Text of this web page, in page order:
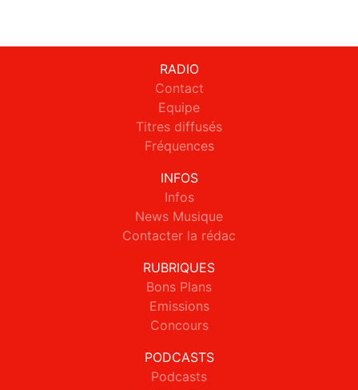
RADIO
Contact
Equipe
Titres diffusés
Fréquences
INFOS
Infos
News Musique
Contacter la rédac
RUBRIQUES
Bons Plans
Emissions
Concours
PODCASTS
Podcasts